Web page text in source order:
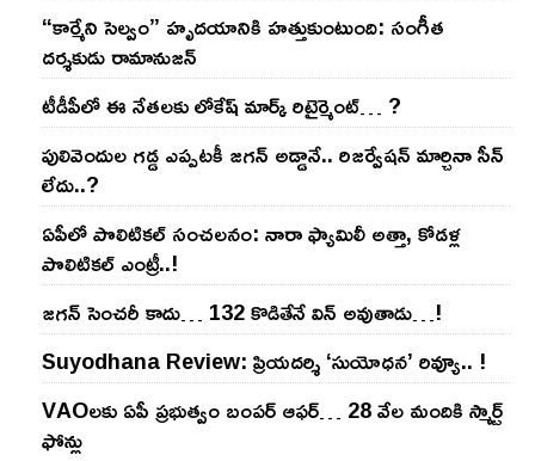
“కార్మేని సెల్వం” హృదయానికి హత్తుకుంటుంది: సంగీత
దర్శకుడు రామానుజన్
టీడీపీలో ఈ నేత‌ల‌కు లోకేష్ మార్క్ రిటైర్మెంట్‌… ?
పులివెందుల గ‌డ్డ ఎప్ప‌ట‌కీ జ‌గ‌న్ అడ్డానే.. రిజ‌ర్వేష‌న్ మార్చినా సీన్
లేదు..?
ఏపీలో పొలిటిక‌ల్ సంచ‌ల‌నం: నారా ఫ్యామిలీ అత్తా, కోడ‌ళ్ల
పొలిటికల్ ఎంట్రీ..!
జ‌గ‌న్ సెంచ‌రీ కాదు… 132 కొడితేనే విన్ అవుతాడు…!
Suyodhana Review: ప్రియదర్శి ‘సుయోధన’ రివ్యూ.. !
VAOల‌కు ఏపీ ప్ర‌భుత్వం బంప‌ర్ ఆఫ‌ర్‌… 28 వేల మందికి స్మార్ట్
ఫోన్లు